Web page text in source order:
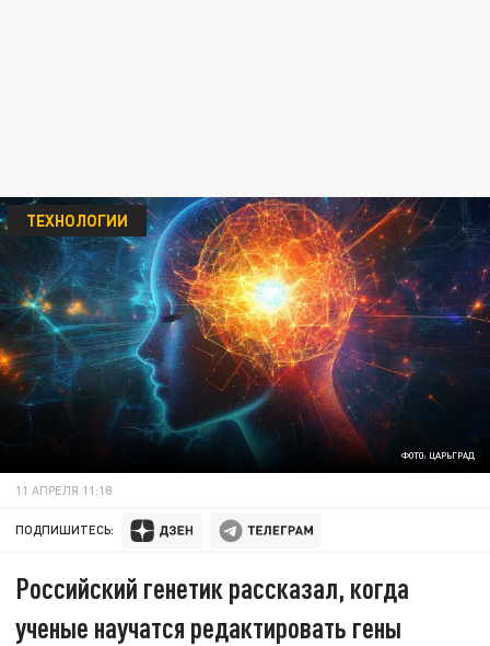
ФОТО: ЦАРЬГРАД
ТЕХНОЛОГИИ
11 АПРЕЛЯ 11:18
ПОДПИШИТЕСЬ:
Российский генетик рассказал, когда
ученые научатся редактировать гены